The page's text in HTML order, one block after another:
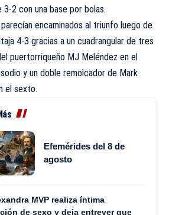
3-2 con una base por bolas.
encaminados al triunfo luego de
4-3 gracias a un cuadrangular de tres
puertorriqueño MJ Meléndez en el
y un doble remolcador de Mark
el sexto.
Efemérides del 8 de
agosto
MVP realiza íntima
de sexo y deja entrever que